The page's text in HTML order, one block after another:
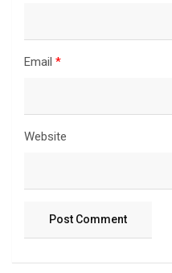
Email *
Website